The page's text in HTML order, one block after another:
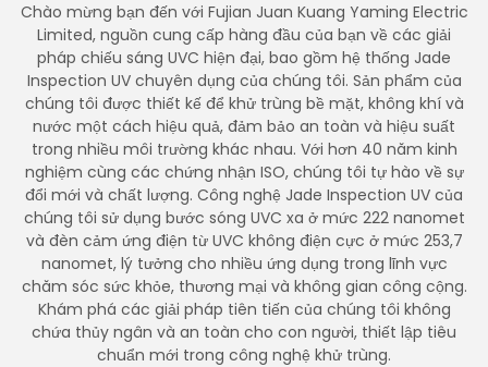
Chào mừng bạn đến với Fujian Juan Kuang Yaming Electric
Limited, nguồn cung cấp hàng đầu của bạn về các giải
pháp chiếu sáng UVC hiện đại, bao gồm hệ thống Jade
Inspection UV chuyên dụng của chúng tôi. Sản phẩm của
chúng tôi được thiết kế để khử trùng bề mặt, không khí và
nước một cách hiệu quả, đảm bảo an toàn và hiệu suất
trong nhiều môi trường khác nhau. Với hơn 40 năm kinh
nghiệm cùng các chứng nhận ISO, chúng tôi tự hào về sự
đổi mới và chất lượng. Công nghệ Jade Inspection UV của
chúng tôi sử dụng bước sóng UVC xa ở mức 222 nanomet
và đèn cảm ứng điện từ UVC không điện cực ở mức 253,7
nanomet, lý tưởng cho nhiều ứng dụng trong lĩnh vực
chăm sóc sức khỏe, thương mại và không gian công cộng.
Khám phá các giải pháp tiên tiến của chúng tôi không
chứa thủy ngân và an toàn cho con người, thiết lập tiêu
chuẩn mới trong công nghệ khử trùng.